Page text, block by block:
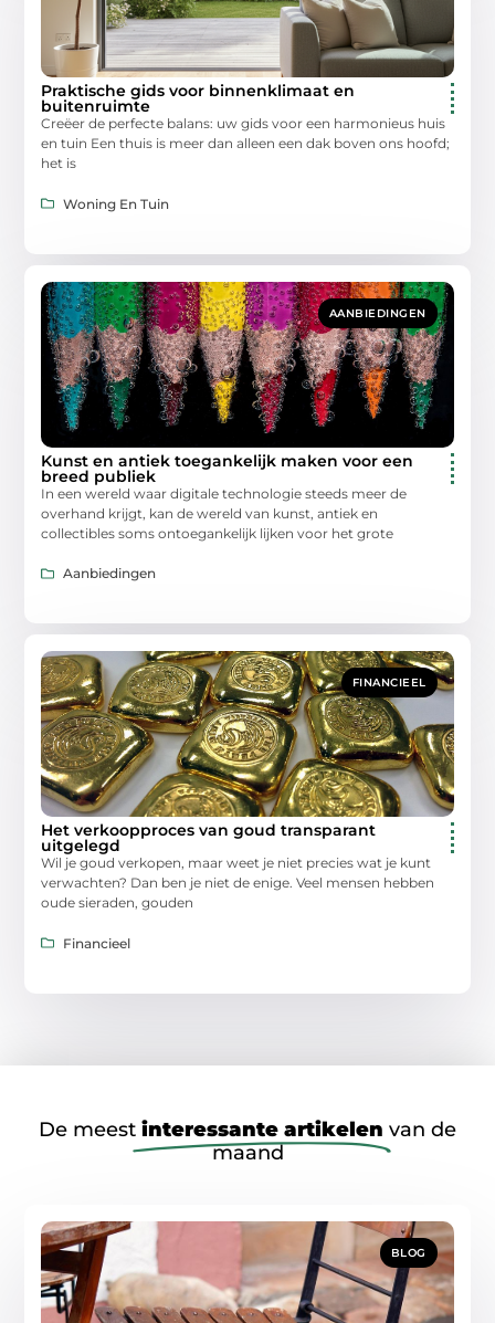
Praktische gids voor binnenklimaat en
buitenruimte
Creëer de perfecte balans: uw gids voor een harmonieus huis
en tuin Een thuis is meer dan alleen een dak boven ons hoofd;
het is
Woning En Tuin
AANBIEDINGEN
Kunst en antiek toegankelijk maken voor een
breed publiek
In een wereld waar digitale technologie steeds meer de
overhand krijgt, kan de wereld van kunst, antiek en
collectibles soms ontoegankelijk lijken voor het grote
Aanbiedingen
FINANCIEEL
Het verkoopproces van goud transparant
uitgelegd
Wil je goud verkopen, maar weet je niet precies wat je kunt
verwachten? Dan ben je niet de enige. Veel mensen hebben
oude sieraden, gouden
Financieel
De meest interessante artikelen van de
maand
BLOG